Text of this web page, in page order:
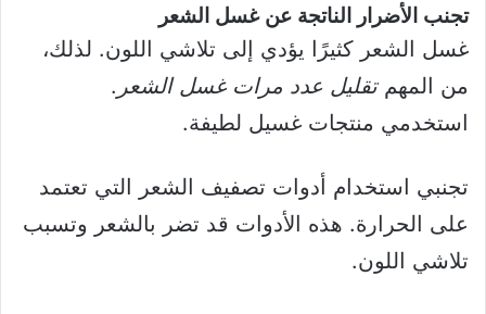
تجنب الأضرار الناتجة عن غسل الشعر
غسل الشعر كثيرًا يؤدي إلى تلاشي اللون. لذلك،
من المهمتقليل عدد مرات غسل الشعر .
استخدمي منتجات غسيل لطيفة.
تجنبي استخدام أدوات تصفيف الشعر التي تعتمد
على الحرارة. هذه الأدوات قد تضر بالشعر وتسبب
تلاشي اللون.